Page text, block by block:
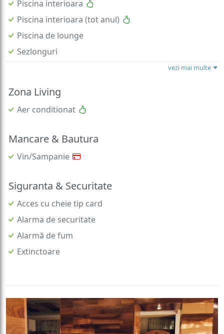
Piscina interioara
Piscina interioara (tot anul)
Piscina de lounge
Sezlonguri
vezi mai multe
Zona Living
Aer conditionat
Mancare & Bautura
Vin/Sampanie
Siguranta & Securitate
Acces cu cheie tip card
Alarma de securitate
Alarmă de fum
Extinctoare